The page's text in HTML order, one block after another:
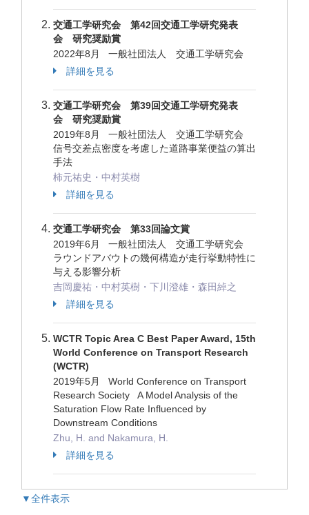
交通工学研究会 第42回交通工学研究発表
会 研究奨励賞
2022年8月 一般社団法人 交通工学研究会
詳細を見る
交通工学研究会 第39回交通工学研究発表
会 研究奨励賞
2019年8月 一般社団法人 交通工学研究会
信号交差点密度を考慮した道路事業便益の算出
手法
柿元祐史・中村英樹
詳細を見る
交通工学研究会 第33回論文賞
2019年6月 一般社団法人 交通工学研究会
ラウンドアバウトの幾何構造が走行挙動特性に
与える影響分析
吉岡慶祐・中村英樹・下川澄雄・森田綽之
詳細を見る
WCTR Topic Area C Best Paper Award, 15th
World Conference on Transport Research
(WCTR)
2019年5月 World Conference on Transport
Research Society A Model Analysis of the
Saturation Flow Rate Influenced by
Downstream Conditions
Zhu, H. and Nakamura, H.
詳細を見る
▼全件表示